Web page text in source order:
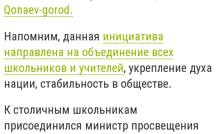
Qonaev-gorod.
Напомним, данная инициатива
направлена на объединение всех
школьников и учителей, укрепление духа
нации, стабильность в обществе.
К столичным школьникам
присоединился министр просвещения